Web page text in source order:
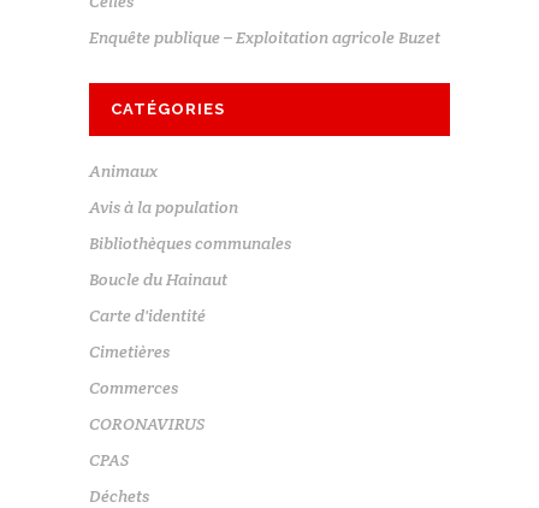
Enquête publique – Exploitation agricole Buzet
CATÉGORIES
Animaux
Avis à la population
Bibliothèques communales
Boucle du Hainaut
Carte d'identité
Cimetières
Commerces
CORONAVIRUS
CPAS
Déchets